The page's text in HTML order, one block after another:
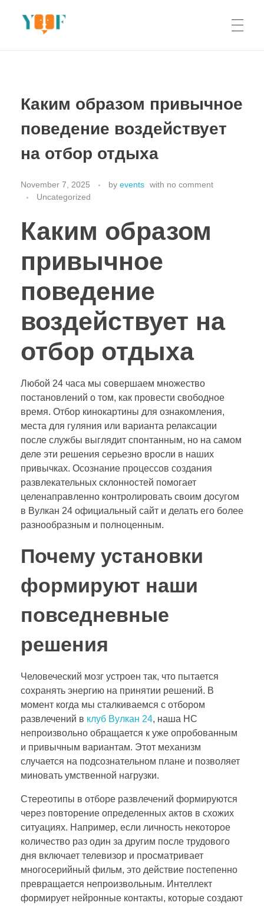
Каким образом привычное
поведение воздействует
на отбор отдыха
November 7, 2025 by events with no comment
Uncategorized
Каким образом
привычное
поведение
воздействует на
отбор отдыха
Любой 24 часа мы совершаем множество
постановлений о том, как провести свободное
время. Отбор кинокартины для ознакомления,
места для гуляния или варианта релаксации
после службы выглядит спонтанным, но на самом
деле эти решения серьезно вросли в наших
привычках. Осознание процессов создания
развлекательных склонностей помогает
целенаправленно контролировать своим досугом
в Вулкан 24 официальный сайт и делать его более
разнообразным и полноценным.
Почему установки
формируют наши
повседневные
решения
Человеческий мозг устроен так, что пытается
сохранять энергию на принятии решений. В
момент когда мы сталкиваемся с отбором
развлечений в клуб Вулкан 24, наша НС
непроизвольно обращается к уже опробованным
и привычным вариантам. Этот механизм
случается на подсознательном плане и позволяет
миновать умственной нагрузки.
Стереотипы в отборе развлечений формируются
через повторение определенных актов в схожих
ситуациях. Например, если личность некоторое
количество раз один за другим после трудового
дня включает телевизор и просматривает
многосерийный фильм, это действие постепенно
превращается непроизвольным. Интеллект
формирует нейронные контакты, которые создают